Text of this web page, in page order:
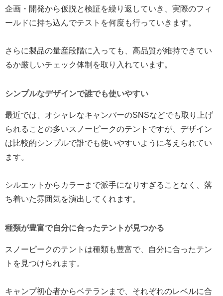
企画・開発から仮説と検証を繰り返していき、実際のフィ
ールドに持ち込んでテストを何度も行っていきます。
さらに製品の量産段階に入っても、高品質が維持できてい
るか厳しいチェック体制を取り入れています。
シンプルなデザインで誰でも使いやすい
最近では、オシャレなキャンパーのSNSなどでも取り上げ
られることの多いスノーピークのテントですが、デザイン
は比較的シンプルで誰でも使いやすいように考えられてい
ます。
シルエットからカラーまで派手になりすぎることなく、落
ち着いた雰囲気を演出してくれます。
種類が豊富で自分に合ったテントが見つかる
スノーピークのテントは種類も豊富で、自分に合ったテン
トを見つけられます。
キャンプ初心者からベテランまで、それぞれのレベルに合